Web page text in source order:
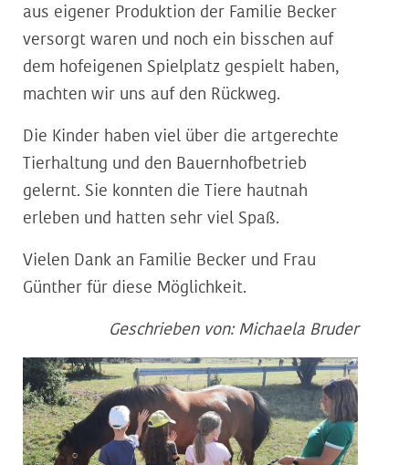
aus eigener Produktion der Familie Becker
versorgt waren und noch ein bisschen auf
dem hofeigenen Spielplatz gespielt haben,
machten wir uns auf den Rückweg.
Die Kinder haben viel über die artgerechte
Tierhaltung und den Bauernhofbetrieb
gelernt. Sie konnten die Tiere hautnah
erleben und hatten sehr viel Spaß.
Vielen Dank an Familie Becker und Frau
Günther für diese Möglichkeit.
Geschrieben von: Michaela Bruder